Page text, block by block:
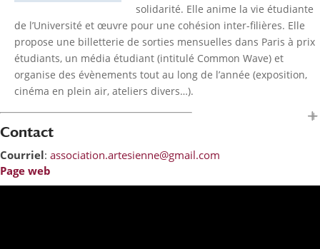
solidarité. Elle anime la vie étudiante
de l’Université et œuvre pour une cohésion inter-filières. Elle
propose une billetterie de sorties mensuelles dans Paris à prix
étudiants, un média étudiant (intitulé Common Wave) et
organise des évènements tout au long de l’année (exposition,
cinéma en plein air, ateliers divers…).
Contact
Courriel: association.artesienne@gmail.com
Page web